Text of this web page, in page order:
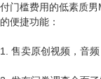
付门槛费用的低素质
的便捷功能：
1. 售卖原创视频，音